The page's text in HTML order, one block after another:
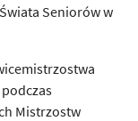
Seniorów w
Mistrzostw